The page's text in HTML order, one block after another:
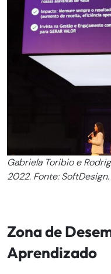
Gabriela Toribio e
2022. Fonte: SoftDesign.
Zona de
Aprendizado